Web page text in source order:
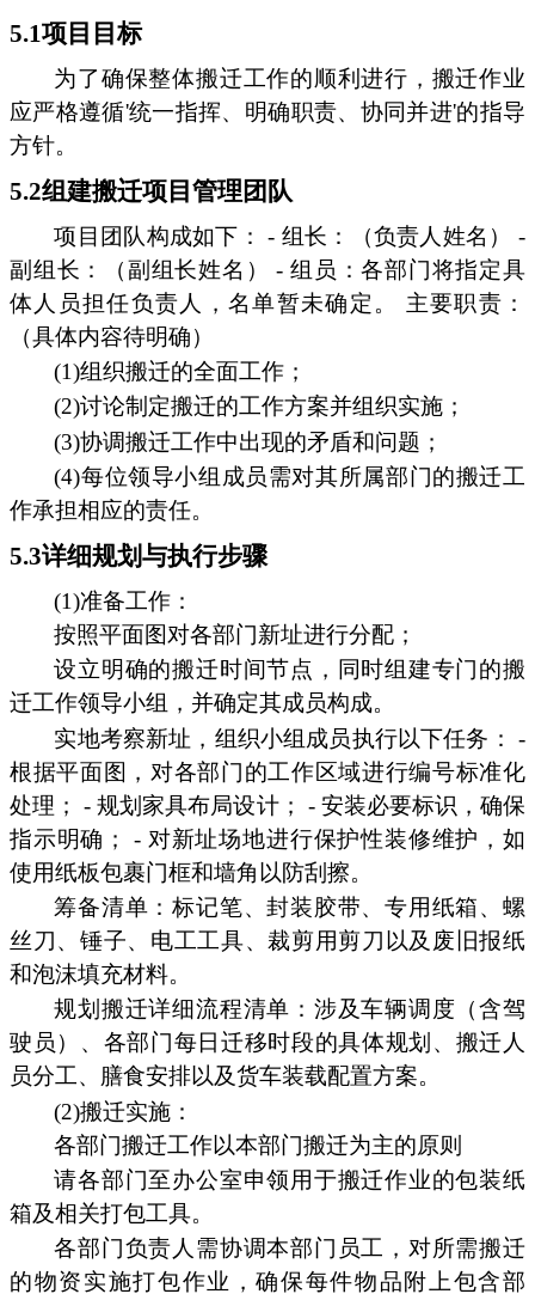
5.1项目目标
为了确保整体搬迁工作的顺利进行，搬迁作业
应严格遵循'统一指挥、明确职责、协同并进'的指导
方针。
5.2组建搬迁项目管理团队
项目团队构成如下： - 组长：（负责人姓名） -
副组长：（副组长姓名） - 组员：各部门将指定具
体人员担任负责人，名单暂未确定。 主要职责：
（具体内容待明确）
(1)组织搬迁的全面工作；
(2)讨论制定搬迁的工作方案并组织实施；
(3)协调搬迁工作中出现的矛盾和问题；
(4)每位领导小组成员需对其所属部门的搬迁工
作承担相应的责任。
5.3详细规划与执行步骤
(1)准备工作：
按照平面图对各部门新址进行分配；
设立明确的搬迁时间节点，同时组建专门的搬
迁工作领导小组，并确定其成员构成。
实地考察新址，组织小组成员执行以下任务： -
根据平面图，对各部门的工作区域进行编号标准化
处理； - 规划家具布局设计； - 安装必要标识，确保
指示明确； - 对新址场地进行保护性装修维护，如
使用纸板包裹门框和墙角以防刮擦。
筹备清单：标记笔、封装胶带、专用纸箱、螺
丝刀、锤子、电工工具、裁剪用剪刀以及废旧报纸
和泡沫填充材料。
规划搬迁详细流程清单：涉及车辆调度（含驾
驶员）、各部门每日迁移时段的具体规划、搬迁人
员分工、膳食安排以及货车装载配置方案。
(2)搬迁实施：
各部门搬迁工作以本部门搬迁为主的原则
请各部门至办公室申领用于搬迁作业的包装纸
箱及相关打包工具。
各部门负责人需协调本部门员工，对所需搬迁
的物资实施打包作业，确保每件物品附上包含部